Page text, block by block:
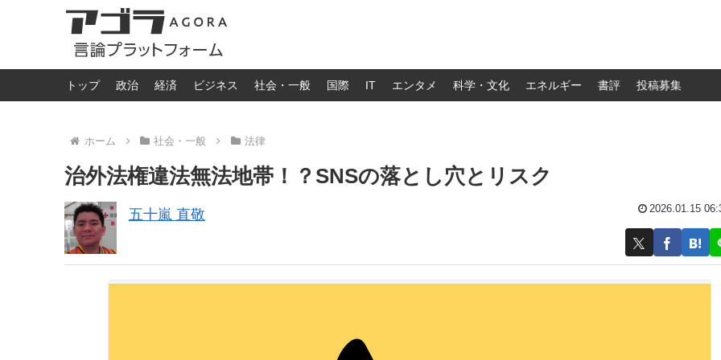
トップ 政治 経済 ビジネス 社会・一般 国際 IT エンタメ 科学・文化 エネルギー 書評 投稿募集
ホーム 社会・一般 法律
治外法権違法無法地帯！？SNSの落とし穴とリスク
五十嵐 直敬 2026.01.15